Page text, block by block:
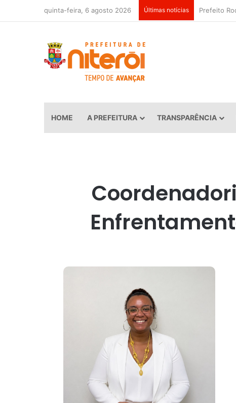
quinta-feira, 6 agosto 2026 Últimas notícias
HOME A PREFEITURA TRANSPARÊNCIA